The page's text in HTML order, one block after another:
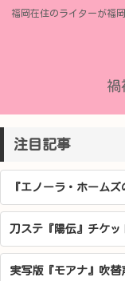
福岡在住のライターが福
禍
注目記事
『エノーラ・ホーム
刀ステ『陽伝』チケッ
実写版『モアナ』吹替